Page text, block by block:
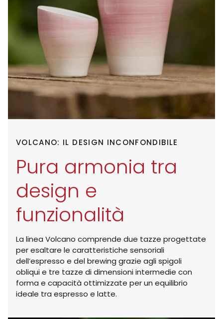
VOLCANO: IL DESIGN INCONFONDIBILE
Pura armonia tra
design e
funzionalità
La linea Volcano comprende due tazze progettate
per esaltare le caratteristiche sensoriali
dell’espresso e del brewing grazie agli spigoli
obliqui e tre tazze di dimensioni intermedie con
forma e capacità ottimizzate per un equilibrio
ideale tra espresso e latte.